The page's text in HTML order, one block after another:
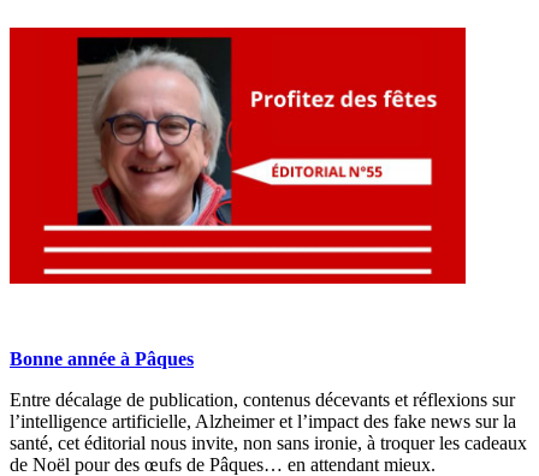
Bonne année à Pâques
Entre décalage de publication, contenus décevants et réflexions sur
l’intelligence artificielle, Alzheimer et l’impact des fake news sur la
santé, cet éditorial nous invite, non sans ironie, à troquer les cadeaux
de Noël pour des œufs de Pâques… en attendant mieux.